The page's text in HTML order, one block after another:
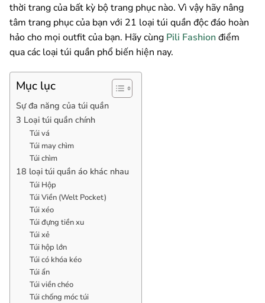
thời trang của bất kỳ bộ trang phục nào. Vì vậy hãy nâng
tâm trang phục của bạn với 21 loại túi quần độc đáo hoàn
hảo cho mọi outfit của bạn. Hãy cùng Pili Fashionđiểm
qua các loại túi quần phổ biến hiện nay.
Mục lục
Sự đa năng của túi quần
3 Loại túi quần chính
Túi vá
Túi may chìm
Túi chìm
18 loại túi quần áo khác nhau
Túi Hộp
Túi Viền (Welt Pocket)
Túi xéo
Túi đựng tiền xu
Túi xẻ
Túi hộp lớn
Túi có khóa kéo
Túi ẩn
Túi viền chéo
Túi chống móc túi